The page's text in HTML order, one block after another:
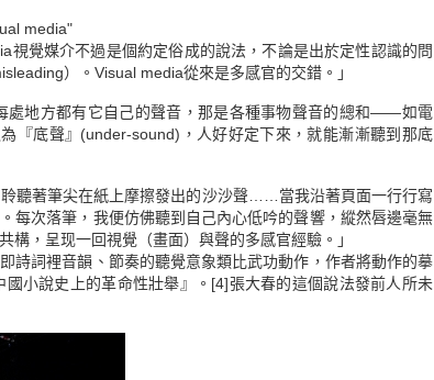
media"
覺媒介不過是個約定俗成的說法，不論是出於定性認識的問
）。Visual media從來是多感官的交錯。」
處地方都有它自己的聲音，那是各種事物聲音的總和——如電
『底聲』(under-sound)，人好好定下來，就能漸漸聽到那底
聽著筆尖在紙上摩擦發出的沙沙聲……當我沿著頁面一行行寫
每次落筆，我便仿佛聽到自己內心低吟的聲響，縱然唇邊毫無
，呈现一回視覺（畫面）與聲的多感官經驗。」
詩詞裡音韻、節奏的聽覺意象類比武功動作，作者將動作的摹
小說史上的革命性壯舉』。 [4]張大春的這個說法發前人所未